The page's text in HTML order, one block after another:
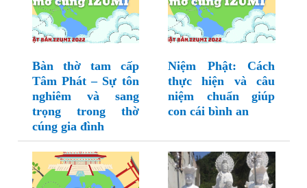
Bàn thờ tam cấp
Tâm Phát – Sự tôn
nghiêm và sang
trọng trong thờ
cúng gia đình
Niệm Phật: Cách
thực hiện và câu
niệm chuẩn giúp
con cái bình an